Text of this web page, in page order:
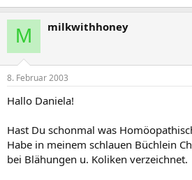
M milkwithhoney
8. Februar 2003
Hallo Daniela!
Hast Du schonmal was
Habe in meinem schlauen Büchlein
bei Blähungen u. Koliken verzeichnet.